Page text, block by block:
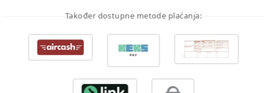
Također dostupne metode plaćanja: